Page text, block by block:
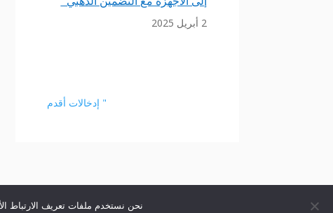
2 أبريل 2025
" إدخالات أقدم
نحن نستخدم ملفات تعريف الارتباط